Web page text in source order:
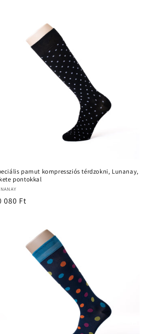
pamut kompressziós térdzokni, Lunanay,
pontokkal
080 Ft